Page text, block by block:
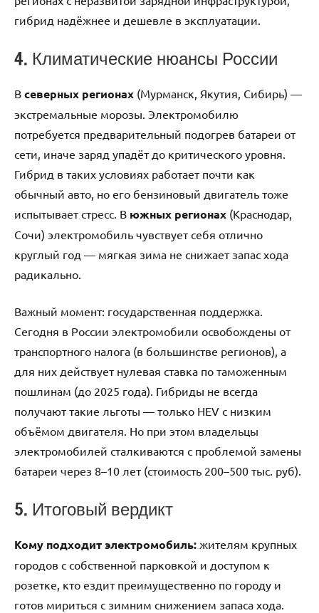
гибрид надёжнее и дешевле в эксплуатации.
4. Климатические нюансы России
В северных регионах (Мурманск, Якутия, Сибирь) —
экстремальные морозы. Электромобилю
потребуется предварительный подогрев батареи от
сети, иначе заряд упадёт до критического уровня.
Гибрид в таких условиях работает почти как
обычный авто, но его бензиновый двигатель тоже
испытывает стресс. В южных регионах (Краснодар,
Сочи) электромобиль чувствует себя отлично
круглый год — мягкая зима не снижает запас хода
радикально.
Важный момент: государственная поддержка.
Сегодня в России электромобили освобождены от
транспортного налога (в большинстве регионов), а
для них действует нулевая ставка по таможенным
пошлинам (до 2025 года). Гибриды не всегда
получают такие льготы — только HEV с низким
объёмом двигателя. Но при этом владельцы
электромобилей сталкиваются с проблемой замены
батареи через 8–10 лет (стоимость 200–500 тыс. руб).
5. Итоговый вердикт
Кому подходит электромобиль: жителям крупных
городов с собственной парковкой и доступом к
розетке, кто ездит преимущественно по городу и
готов мириться с зимним снижением запаса хода.